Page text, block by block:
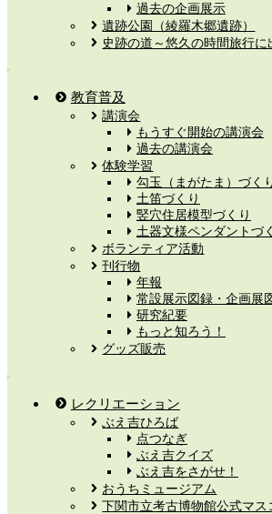
過去の企画展示
遺跡公園（綾羅木郷遺跡）
史跡の道～悠久の時間旅行に
教育普及
講演会
もうすぐ開始の講演会
過去の講演会
体験学習
勾玉（まがたま）づく
土笛づくり
竪穴住居模型づくり
土器文様ペンダントづ
ボランティア活動
刊行物
年報
常設展示図録・企画展
研究紀要
もっと知ろう！
グッズ販売
レクリエーション
ぶえ吉ひろば
点つなぎ
ぶえ吉クイズ
ぶえ吉をさがせ！
おうちミュージアム
下関市立考古博物館公式マス